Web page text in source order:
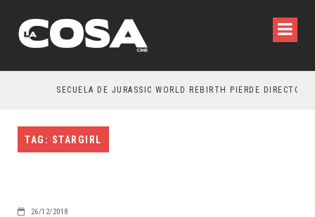
SECUELA DE JURASSIC WORLD REBIRTH PIERDE DIRECTOR
TAG: STARGIRL
26/12/2018